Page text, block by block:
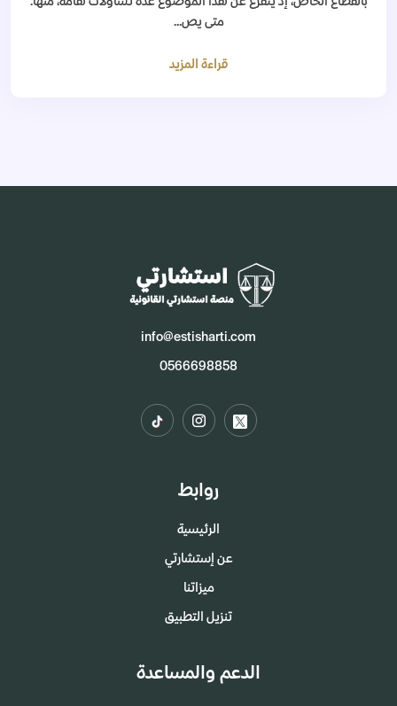
متى يص...
قراءة المزيد
info@estisharti.com
0566698858
روابط
الرئيسية
عن إستشارتي
ميزاتنا
تنزيل التطبيق
الدعم والمساعدة